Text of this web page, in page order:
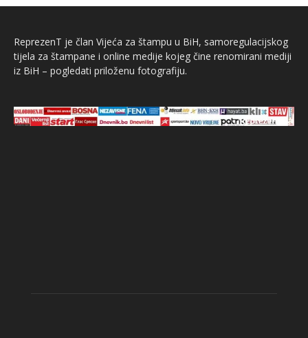
ReprezenT je član Vijeća za štampu u BiH, samoregulacijskog
tijela za štampane i online medije kojeg čine renomirani mediji
iz BiH – pogledati priloženu fotografiju.